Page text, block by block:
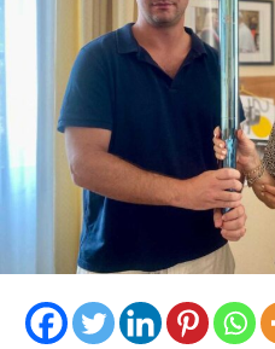
Nel 2025 Alessandro ha
federale di Allenatore,
formazioni d’Eccellenza e
crescita tecnica.